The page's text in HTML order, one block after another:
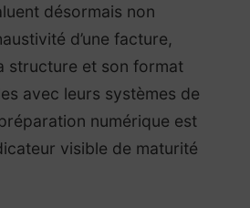
désormais non
d’une facture,
structure et son format
avec leurs systèmes de
numérique est
visible de maturité